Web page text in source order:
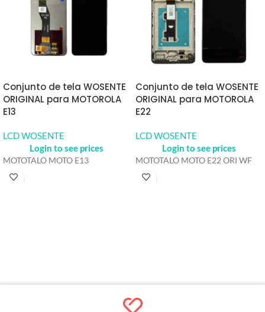
Conjunto de tela WOSENTE
ORIGINAL para MOTOROLA
E13
LCD WOSENTE
Login to see prices
MOTOTALO MOTO E13
Conjunto de tela WOSENTE
ORIGINAL para MOTOROLA
E22
LCD WOSENTE
Login to see prices
MOTOTALO MOTO E22 ORI WF